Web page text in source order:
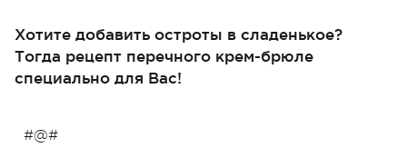
Хотите добавить остроты в сладенькое?
Тогда рецепт перечного крем-брюле
специально для Вас!
#@#